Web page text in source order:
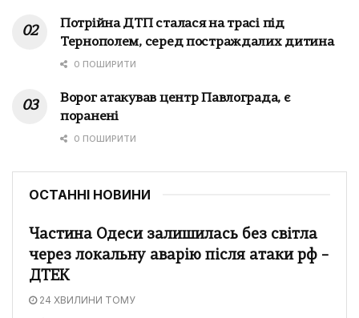
Потрійна ДТП сталася на трасі під
Тернополем, серед постраждалих дитина
0 ПОШИРИТИ
Ворог атакував центр Павлограда, є
поранені
0 ПОШИРИТИ
ОСТАННІ НОВИНИ
Частина Одеси залишилась без світла
через локальну аварію після атаки рф –
ДТЕК
24 ХВИЛИНИ ТОМУ